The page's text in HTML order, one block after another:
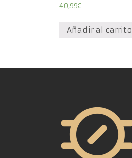
40,99€
Añadir al carrito